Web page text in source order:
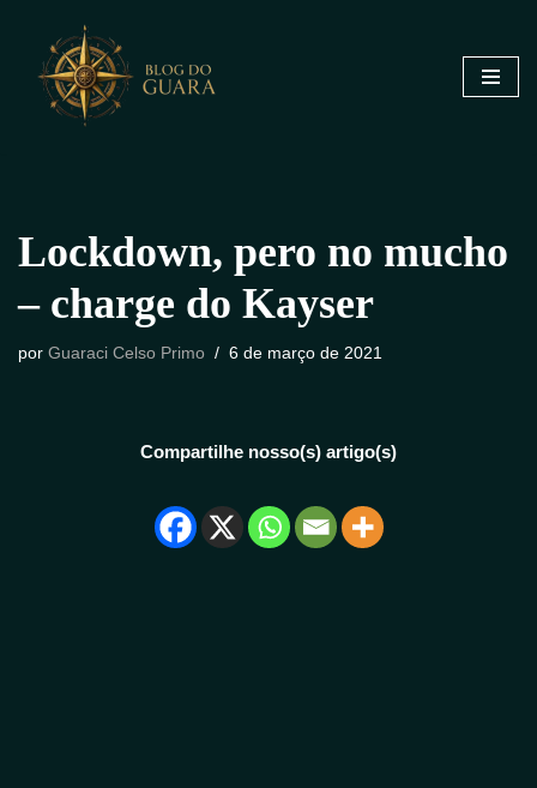
Pular
para
Lockdown, pero no mucho
– charge do Kayser
por Guaraci Celso Primo 6 de março de 2021
Compartilhe nosso(s) artigo(s)